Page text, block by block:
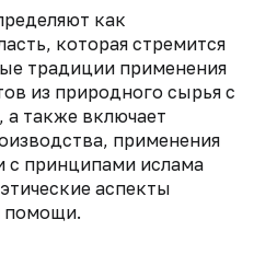
как
которая стремится
традиции применения
из природного сырья с
также включает
применения
с принципами ислама
аспекты
помощи.